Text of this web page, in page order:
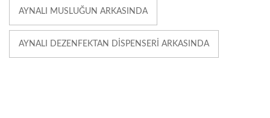
AYNALI MUSLUĞUN ARKASINDA
AYNALI DEZENFEKTAN DISPENSERI ARKASINDA